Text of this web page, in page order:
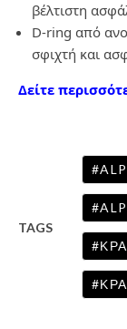
βέλτιστη
D-ring από
σφιχτή και
Δείτε
TAGS